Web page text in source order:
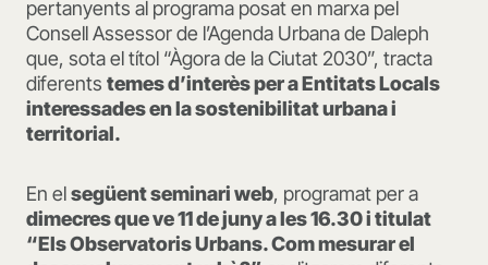
pertanyents al programa posat en marxa pel
Consell Assessor de l’Agenda Urbana de Daleph
que, sota el títol “Àgora de la Ciutat 2030”, tracta
diferents temes d’interès per a Entitats Locals
interessades en la sostenibilitat urbana i
territorial.
En elsegüent seminari web, programat per a
dimecres que ve 11 de juny a les 16.30 i titulat
“Els Observatoris Urbans. Com mesurar el